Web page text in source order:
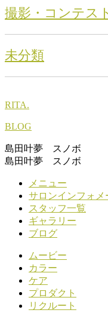
撮影・コンテス
未分類
RITA.
BLOG
島田叶夢 スノボ
島田叶夢 スノボ
メニュー
サロンインフォメ
スタッフ一覧
ギャラリー
ブログ
ムービー
カラー
ケア
プロダクト
リクルート